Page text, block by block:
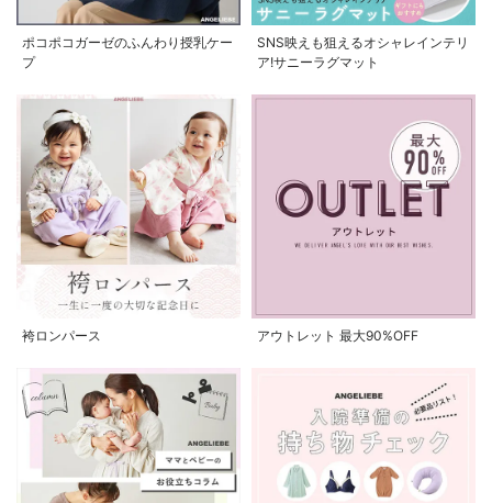
ポコポコガーゼのふんわり授乳ケー
プ
SNS映えも狙えるオシャレインテリ
ア!サニーラグマット
袴ロンパース アウトレット 最大90%OFF